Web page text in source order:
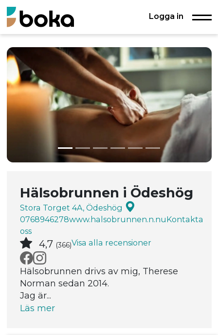
Logga in
Hälsobrunnen i Ödeshög
Stora Torget 4A, Ödeshög
0768946278www.halsobrunnen.n.nuKontakta
oss
4,7 (366)Visa alla recensioner
Hälsobrunnen drivs av mig, Therese
Norman sedan 2014.
Jag är...
Läs mer